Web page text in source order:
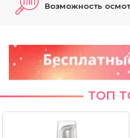
Возможность
ТОП